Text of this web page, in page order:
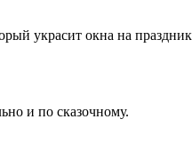
украсит окна на
и по сказочному.